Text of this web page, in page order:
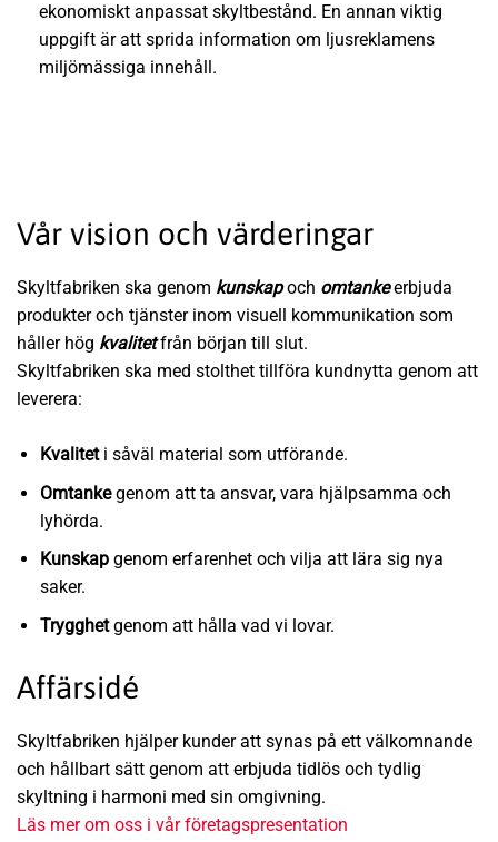
ekonomiskt anpassat skyltbestånd. En annan viktig
uppgift är att sprida information om ljusreklamens
miljömässiga innehåll.
Vår vision och värderingar
Skyltfabriken ska genom kunskapoch omtankeerbjuda
produkter och tjänster inom visuell kommunikation som
håller hög kvalitetfrån början till slut.
Skyltfabriken ska med stolthet tillföra kundnytta genom att
leverera:
Kvaliteti såväl material som utförande.
Omtankegenom att ta ansvar, vara hjälpsamma och
lyhörda.
Kunskapgenom erfarenhet och vilja att lära sig nya
saker.
Trygghetgenom att hålla vad vi lovar.
Affärsidé
Skyltfabriken hjälper kunder att synas på ett välkomnande
och hållbart sätt genom att erbjuda tidlös och tydlig
skyltning i harmoni med sin omgivning.
Läs mer om oss i vår företagspresentation